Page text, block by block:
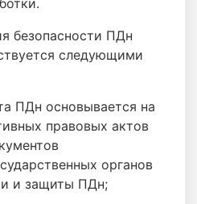
безопасности ПДн
следующими
ПДн основывается на
правовых актов
органов
и защиты ПДн;